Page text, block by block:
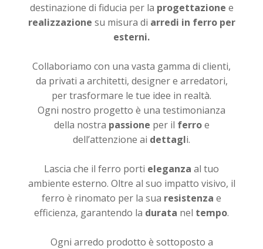
destinazione di fiducia per la progettazione e
realizzazione su misura di arredi in ferro per
esterni.
Collaboriamo con una vasta gamma di clienti,
da privati a architetti, designer e arredatori,
per trasformare le tue idee in realtà.
Ogni nostro progetto è una testimonianza
della nostra passione per il ferroe
dell’attenzione ai dettagli.
Lascia che il ferro porti eleganza al tuo
ambiente esterno. Oltre al suo impatto visivo, il
ferro è rinomato per la sua resistenza e
efficienza, garantendo la durata nel tempo.
Ogni arredo prodotto è sottoposto a